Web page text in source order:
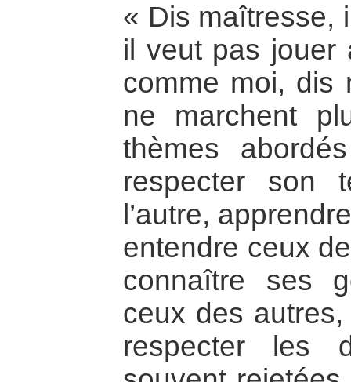
« Dis maîtresse,
il veut pas jouer
comme moi, dis
ne marchent
thèmes
respecter son
l’autre,
entendre ceux
connaître ses
ceux des
respecter les